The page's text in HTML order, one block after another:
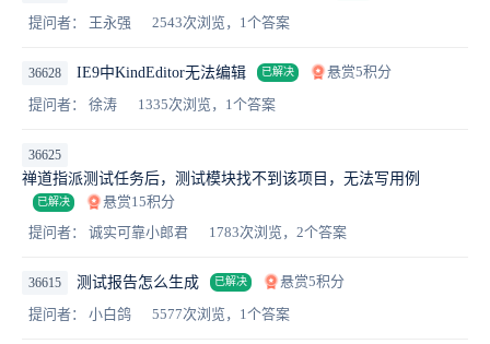
提问者： 王永强
2543次浏览，1个答案
36628 IE9中KindEditor无法编辑 已解决
悬赏5积分
提问者： 徐涛
1335次浏览，1个答案
36625
​禅道指派测试任务后，测试模块找不到该项目，无法写用例
已解决
悬赏15积分
提问者： 诚实可靠小郎君
1783次浏览，2个答案
36615 测试报告怎么生成 已解决
悬赏5积分
提问者： 小白鸽
5577次浏览，1个答案